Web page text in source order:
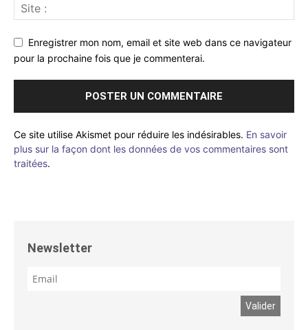
Enregistrer mon nom, email et site web dans ce navigateur
pour la prochaine fois que je commenterai.
Ce site utilise Akismet pour réduire les indésirables. En savoir
plus sur la façon dont les données de vos commentaires sont
traitées.
Newsletter